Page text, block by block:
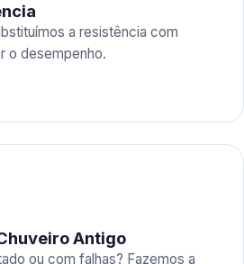
a resistência com
o desempenho.
Antigo
ou com falhas? Fazemos a